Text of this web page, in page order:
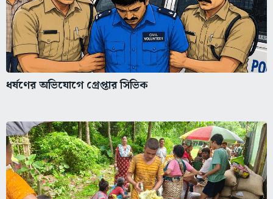
ধর্ষণের অভিযোগে গ্রেপ্তার সিভিক